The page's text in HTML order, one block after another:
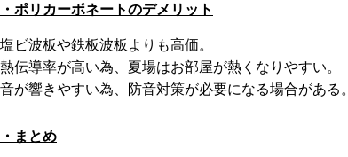
・ポリカーボネートのデメリット
塩ビ波板や鉄板波板よりも高価。
熱伝導率が高い為、夏場はお部屋が熱くなりやすい。
音が響きやすい為、防音対策が必要になる場合がある。
・まとめ